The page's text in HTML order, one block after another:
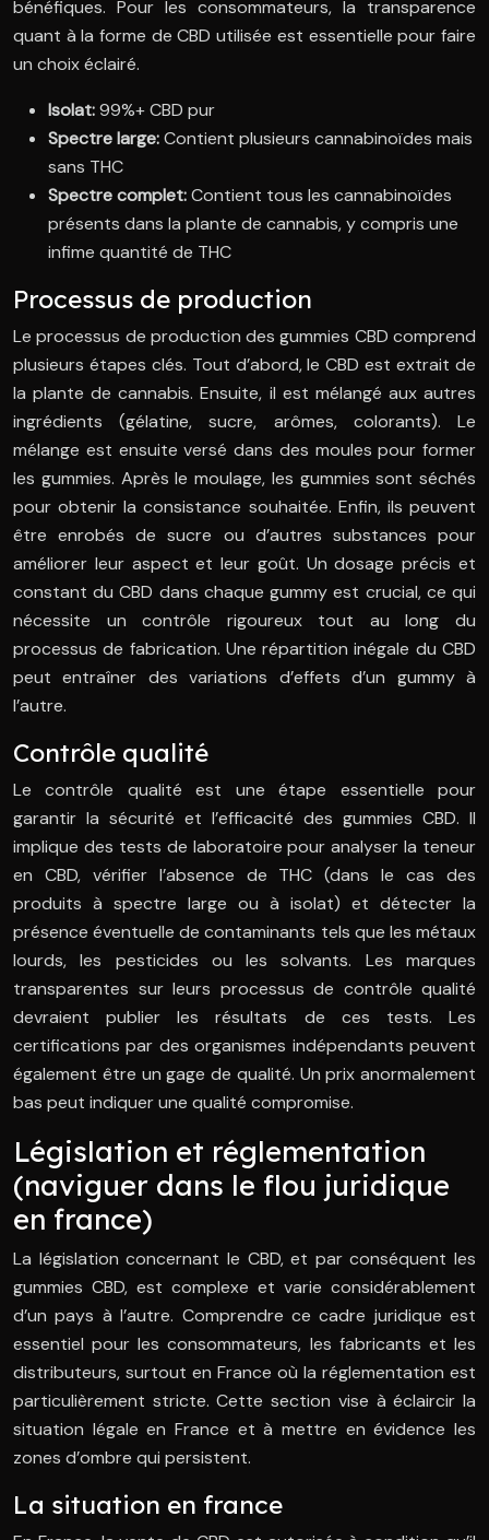
bénéfiques. Pour les consommateurs, la transparence
quant à la forme de CBD utilisée est essentielle pour faire
un choix éclairé.
Isolat:99%+ CBD pur
Spectre large:Contient plusieurs cannabinoïdes mais
sans THC
Spectre complet:Contient tous les cannabinoïdes
présents dans la plante de cannabis, y compris une
infime quantité de THC
Processus de production
Le processus de production des gummies CBD comprend
plusieurs étapes clés. Tout d’abord, le CBD est extrait de
la plante de cannabis. Ensuite, il est mélangé aux autres
ingrédients (gélatine, sucre, arômes, colorants). Le
mélange est ensuite versé dans des moules pour former
les gummies. Après le moulage, les gummies sont séchés
pour obtenir la consistance souhaitée. Enfin, ils peuvent
être enrobés de sucre ou d’autres substances pour
améliorer leur aspect et leur goût. Un dosage précis et
constant du CBD dans chaque gummy est crucial, ce qui
nécessite un contrôle rigoureux tout au long du
processus de fabrication. Une répartition inégale du CBD
peut entraîner des variations d’effets d’un gummy à
l’autre.
Contrôle qualité
Le contrôle qualité est une étape essentielle pour
garantir la sécurité et l’efficacité des gummies CBD. Il
implique des tests de laboratoire pour analyser la teneur
en CBD, vérifier l’absence de THC (dans le cas des
produits à spectre large ou à isolat) et détecter la
présence éventuelle de contaminants tels que les métaux
lourds, les pesticides ou les solvants. Les marques
transparentes sur leurs processus de contrôle qualité
devraient publier les résultats de ces tests. Les
certifications par des organismes indépendants peuvent
également être un gage de qualité. Un prix anormalement
bas peut indiquer une qualité compromise.
Législation et réglementation
(naviguer dans le flou juridique
en france)
La législation concernant le CBD, et par conséquent les
gummies CBD, est complexe et varie considérablement
d’un pays à l’autre. Comprendre ce cadre juridique est
essentiel pour les consommateurs, les fabricants et les
distributeurs, surtout en France où la réglementation est
particulièrement stricte. Cette section vise à éclaircir la
situation légale en France et à mettre en évidence les
zones d’ombre qui persistent.
La situation en france